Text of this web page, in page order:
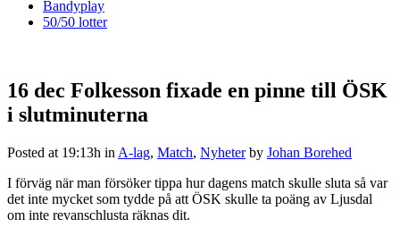
Bandyplay
50/50 lotter
16 dec Folkesson fixade en pinne till ÖSK
i slutminuterna
Posted at 19:13h in A-lag, Match, Nyheter by Johan Borehed
I förväg när man försöker tippa hur dagens match skulle sluta så var
det inte mycket som tydde på att ÖSK skulle ta poäng av Ljusdal
om inte revanschlusta räknas dit.